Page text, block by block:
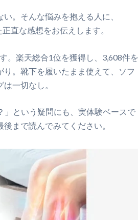
。そんな悩みを抱える人に、
直な感想をお伝えします。
。楽天総合1位を獲得し、3,608件を
。靴下を履いたまま使えて、ソフ
一切なし。
」という疑問にも、実体験ベースで
まで読んでみてください。